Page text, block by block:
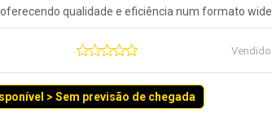
qualidade e eficiência num formato
> Sem previsão de chegada